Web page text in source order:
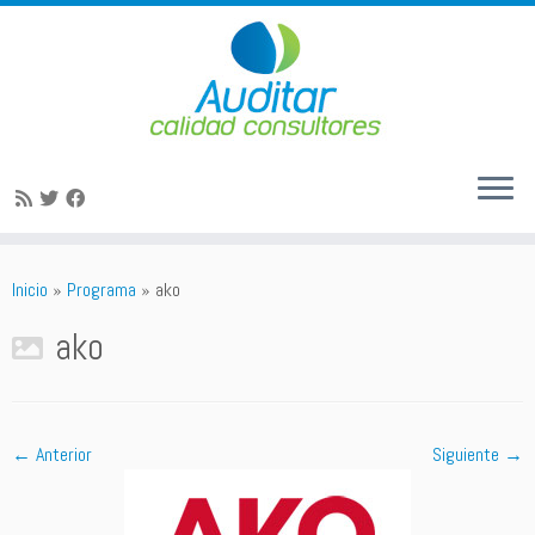
Inicio » Programa » ako
ako
← Anterior Siguiente →